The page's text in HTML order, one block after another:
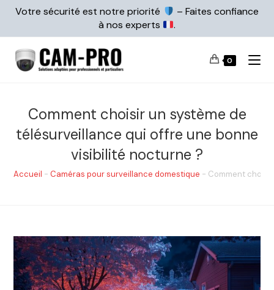
Votre sécurité est notre priorité
– Faites confiance
à nos experts
.
0
Comment choisir un système de
télésurveillance qui offre une bonne
visibilité nocturne ?
Accueil - Caméras pour surveillance domestique - Comment